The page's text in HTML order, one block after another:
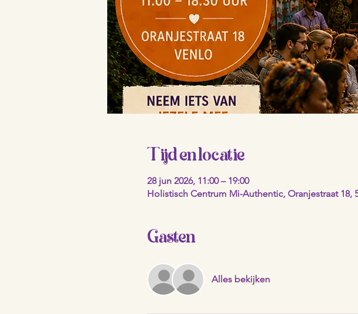
Tijd en locatie
28 jun 2026, 11:00 – 19:00
Holistisch Centrum Mi-Authentic, Oranjestraat 18,
Gasten
Alles bekijken